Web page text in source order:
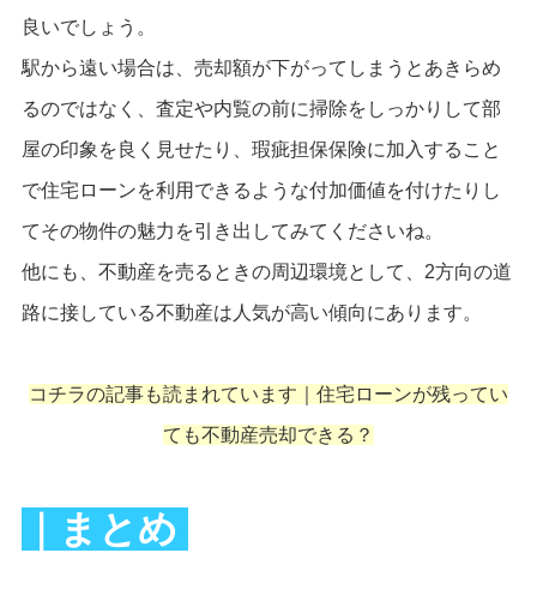
良いでしょう。
駅から遠い場合は、売却額が下がってしまうとあきらめ
るのではなく、査定や内覧の前に掃除をしっかりして部
屋の印象を良く見せたり、瑕疵担保保険に加入すること
で住宅ローンを利用できるような付加価値を付けたりし
てその物件の魅力を引き出してみてくださいね。
他にも、不動産を売るときの周辺環境として、2方向の道
路に接している不動産は人気が高い傾向にあります。
コチラの記事も読まれています｜ 住宅ローンが残ってい
ても不動産売却できる？
｜まとめ